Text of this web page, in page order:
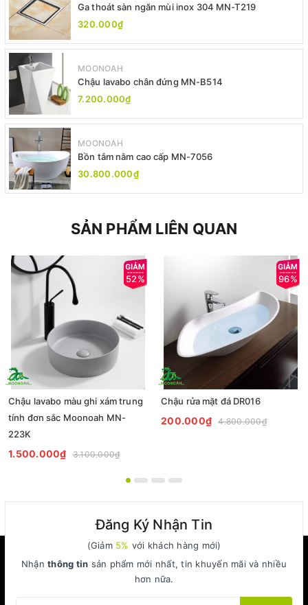
Ga thoát sàn ngăn mùi inox 304 MN-T219
320.000₫
MOONOAH
Chậu lavabo chân đứng MN-B514
7.200.000₫
MOONOAH
Bồn tắm nằm cao cấp MN-7056
30.800.000₫
SẢN PHẨM LIÊN QUAN
52%
Chậu lavabo màu ghi xám trung
tính đơn sắc Moonoah MN-
223K
1.500.000₫ 3.100.000₫
96%
Chậu rửa mặt đá DR016
200.000₫ 4.800.000₫
Đăng Ký Nhận Tin
(Giảm 5% với khách hàng mới)
Nhậnthông tin sản phẩm mới nhất, tin khuyến mãi và nhiều
hơn nữa.